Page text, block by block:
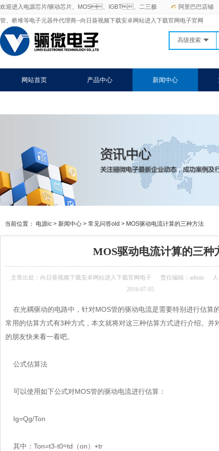
阿里巴巴店铺
欢迎进入电源芯片/驱动芯片、MOS、IGBT、二三极
管、桥堆等电子元器件代理商--向日葵视频下载安卓网站进入下载官网电子官网
高级搜索
网站首页 产品中心 新闻中心
当前位置： 电源ic > 新闻中心 > 常见问答old > MOS驱动电流计算的三种方法
MOS驱动电流计算的三种
文章出处： 向日葵视频下载安卓网站进入下载官网电子 责任编辑：admin
人
2016-07-05
在光耦驱动的电路中，针对MOS管的驱动电流是需要特别进行估算的
常用的估算方式有3种方式，本文就将对这三种估算方式进行介绍。并
的朋友快来看一看吧。
公式估算法
可以使用如下公式对MOS管的驱动电流进行估算：
Ig=Qg/Ton
其中：Ton=t3-t0≈td（on）+tr